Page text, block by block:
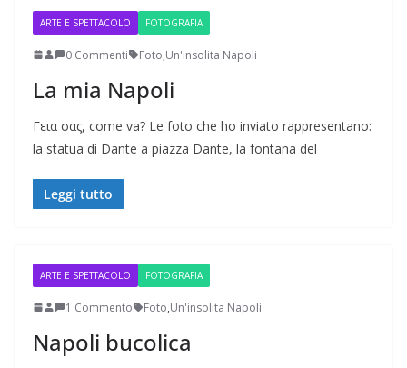
ARTE E SPETTACOLO FOTOGRAFIA
0 Commenti Foto,Un'insolita Napoli
La mia Napoli
Γεια σας, come va? Le foto che ho inviato rappresentano:
la statua di Dante a piazza Dante, la fontana del
Leggi tutto
ARTE E SPETTACOLO FOTOGRAFIA
1 Commento Foto,Un'insolita Napoli
Napoli bucolica